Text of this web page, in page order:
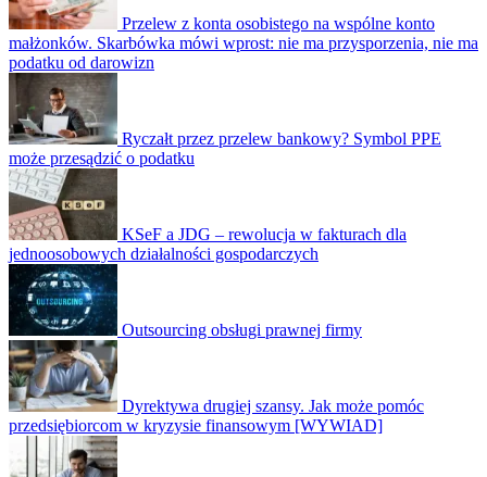
Przelew z konta osobistego na wspólne konto
małżonków. Skarbówka mówi wprost: nie ma przysporzenia, nie ma
podatku od darowizn
Ryczałt przez przelew bankowy? Symbol PPE
może przesądzić o podatku
KSeF a JDG – rewolucja w fakturach dla
jednoosobowych działalności gospodarczych
Outsourcing obsługi prawnej firmy
Dyrektywa drugiej szansy. Jak może pomóc
przedsiębiorcom w kryzysie finansowym [WYWIAD]